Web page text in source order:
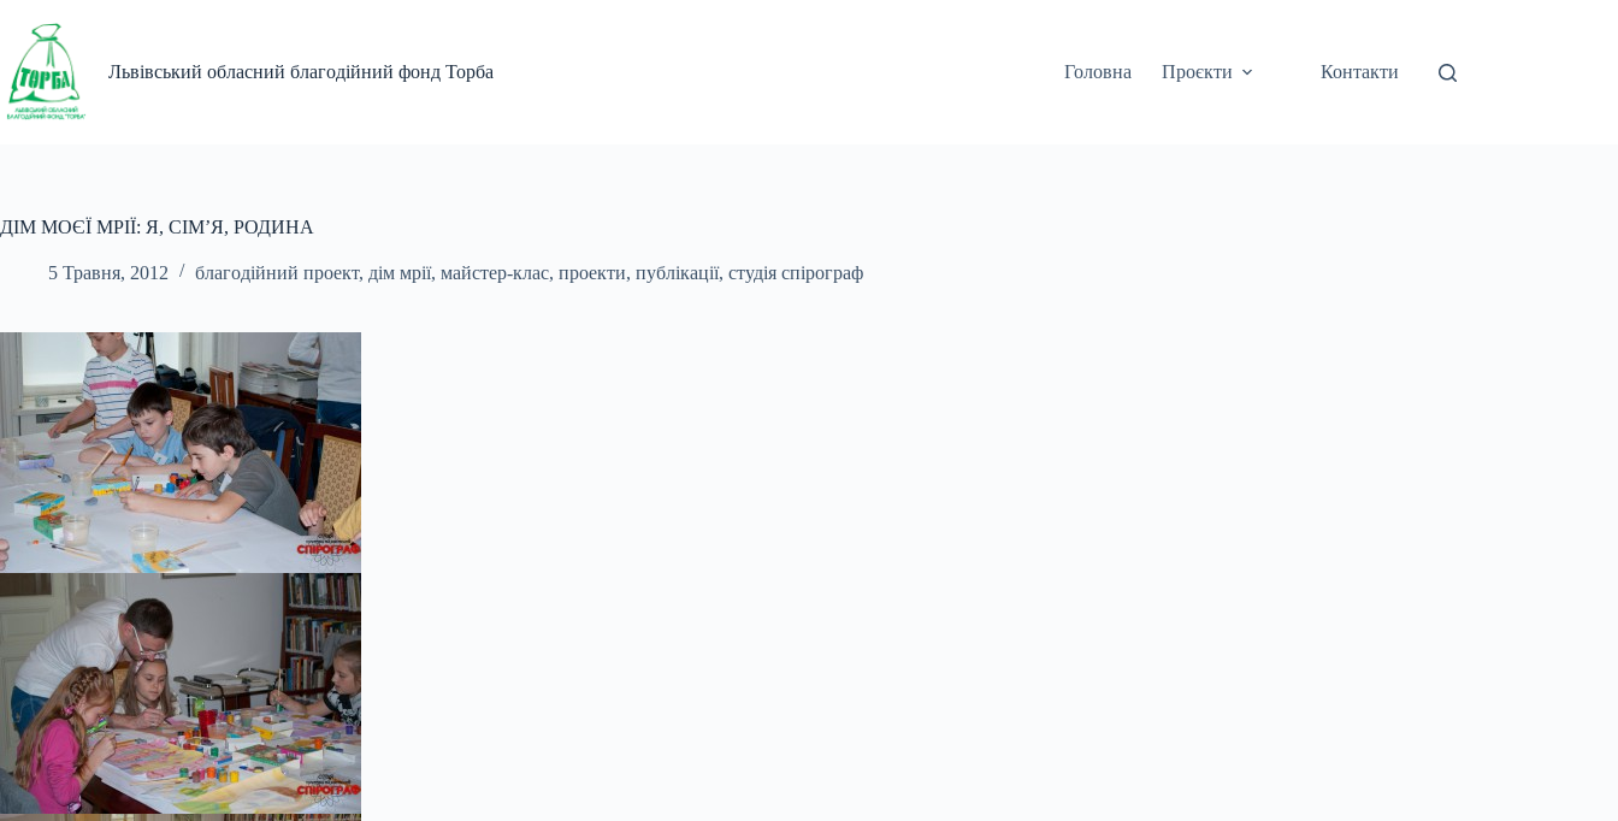
вмісту
Львівський обласний благодійний фонд Торба
Головна Проєкти Контакти
ДІМ МОЄЇ МРІЇ: Я, СІМ’Я, РОДИНА
5 Травня, 2012 благодійний проект, дім мрії, майстер-клас, проекти, публікації, студія спірограф